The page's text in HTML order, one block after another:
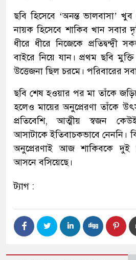
ছবি হিসেবে ‘অনন্ত ভালবাসা’
নায়ক হিসেবে শাকিব খান সবার
ধীরে ধীরে নিজেকে প্রতিদ্বন্দ্বী
বাইরে নিয়ে যান। প্রথম ছবি
উত্তেজনা ছিল চরমে। পরিবারের
ছবি শেষ হওয়ার পর মা তাঁকে
হলেও মায়ের অনুপ্রেরণা তাঁকে
প্রতিবেশি, আত্মীয় স্বজন
আসাটাকে ইতিবাচকভাবে নেননি।
অনুপ্রেরণাই আজ শাকিবকে দুই
আসনে বসিয়েছে।
ট্যাগ :